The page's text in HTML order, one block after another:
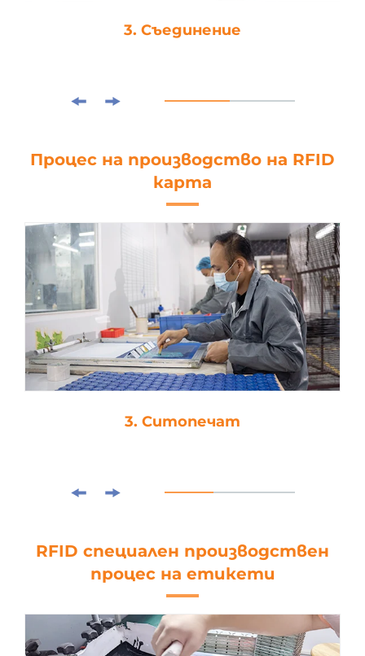
3. Съединение
Процес на производство на RFID
карта
3. Ситопечат
RFID специален производствен
процес на етикети